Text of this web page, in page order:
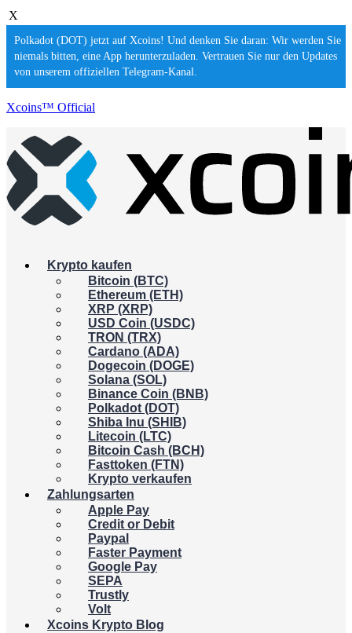
X
Polkadot (DOT) jetzt auf Xcoins! Und denken Sie daran: Wir werden Sie
niemals bitten, eine App herunterzuladen. Vertrauen Sie nur den Updates
von unserem offiziellen Telegram-Kanal.
Xcoins™ Official
Krypto kaufen
Bitcoin (BTC)
Ethereum (ETH)
XRP (XRP)
USD Coin (USDC)
TRON (TRX)
Cardano (ADA)
Dogecoin (DOGE)
Solana (SOL)
Binance Coin (BNB)
Polkadot (DOT)
Shiba Inu (SHIB)
Litecoin (LTC)
Bitcoin Cash (BCH)
Fasttoken (FTN)
Krypto verkaufen
Zahlungsarten
Apple Pay
Credit or Debit
Paypal
Faster Payment
Google Pay
SEPA
Trustly
Volt
Xcoins Krypto Blog